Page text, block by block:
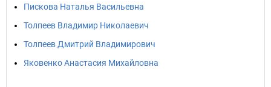
Пискова Наталья Васильевна
Толпеев Владимир Николаевич
Толпеев Дмитрий Владимирович
Яковенко Анастасия Михайловна